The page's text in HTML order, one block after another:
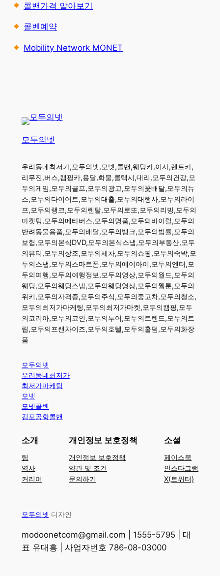
콜밴가격 알아보기
콜벤예약
Mobility Network MONET
모두의넷
우리동네최저가,모두의넷,모넷,콜밴,웨딩카,이사,렌트카,
리무진,버스,캠핑카,용달,화물,콜택시,대리,모두의건강,모
두의게임,모두의골프,모두의광고,모두의꽃배달,모두의뉴
스,모두의다이어트,모두의대출,모두의대행사,모두의라이
프,모두의랭크,모두의렌탈,모두의로또,모두의리빙,모두의
마켓팅,모두의메타버스,모두의명품,모두의바이럴,모두의
반려동물용품,모두의배달,모두의뱅크,모두의법률,모두의
보험,모두의본식DVD,모두의본식스냅,모두의부동산,모두
의뷰티,모두의상조,모두의세차,모두의쇼핑,모두의숙박,모
두의스냅,모두의스마트폰,모두의에이아이,모두의엔터,모
두의여행,모두의여행정보,모두의영상,모두의월드,모두의
웨딩,모두의웨딩스냅,모두의웨딩영상,모두의웹툰,모두의
위키,모두의자격증,모두의주식,모두의중고차,모두의청소,
모두의최저가마케팅,모두의최저가마켓,모두의캠핑,모두
의코리아,모두의코인,모두의투어,모두의트렌드,모두의트
립,모두의프랜차이즈,모두의호텔,모두의홀덤,모두의화장
품
모두의넷
우리동네최저가
최저가마케팅
모넷
모넷콜밴
김포공항콜밴
소개
팀
역사
커리어
개인정보 보호정책
개인정보 보호정책
약관 및 조건
문의하기
소셜
페이스북
인스타그램
X(트위터)
모두의넷 디자인
modoonetcom@gmail.com | 1555-5795 | 대
표 유대흥 | 사업자번호 786-08-03000